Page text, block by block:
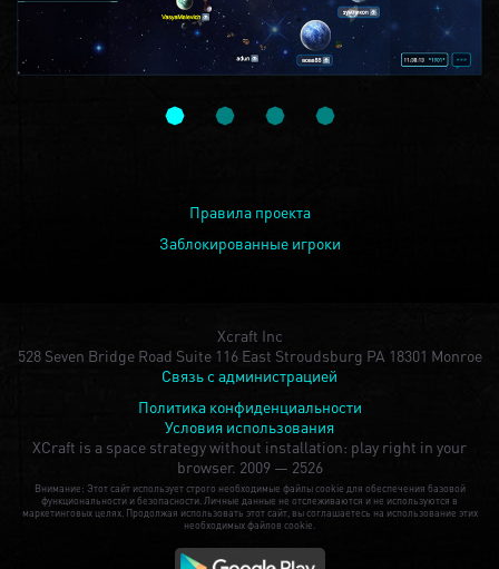
Правила проекта
Заблокированные игроки
Xcraft Inc
528 Seven Bridge Road Suite 116 East Stroudsburg PA 18301 Monroe
Связь с администрацией
Политика конфиденциальности
Условия использования
XCraft is a space strategy without installation: play right in your
browser. 2009 — 2526
Внимание: Этот сайт использует строго необходимые файлы cookie для обеспечения базовой
функциональности и безопасности. Личные данные не отслеживаются и не используются в
маркетинговых целях. Продолжая использовать этот сайт, вы соглашаетесь на использование этих
необходимых файлов cookie.